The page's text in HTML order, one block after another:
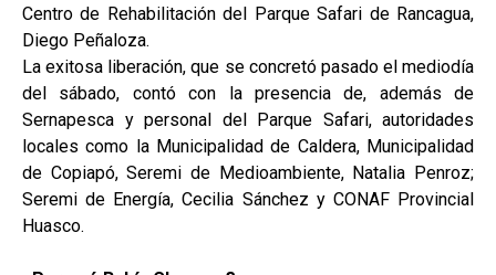
Centro de Rehabilitación del Parque Safari de Rancagua,
Diego Peñaloza.
La exitosa liberación, que se concretó pasado el mediodía
del sábado, contó con la presencia de, además de
Sernapesca y personal del Parque Safari, autoridades
locales como la Municipalidad de Caldera, Municipalidad
de Copiapó, Seremi de Medioambiente, Natalia Penroz;
Seremi de Energía, Cecilia Sánchez y CONAF Provincial
Huasco.